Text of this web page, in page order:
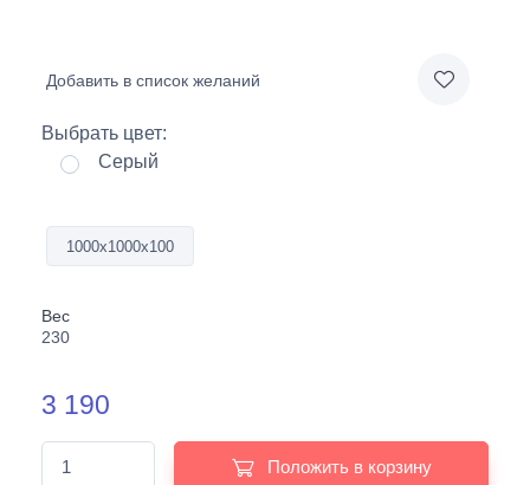
Добавить в список желаний
Выбрать цвет:
Серый
1000х1000х100
Вес
230
3 190
Положить в корзину